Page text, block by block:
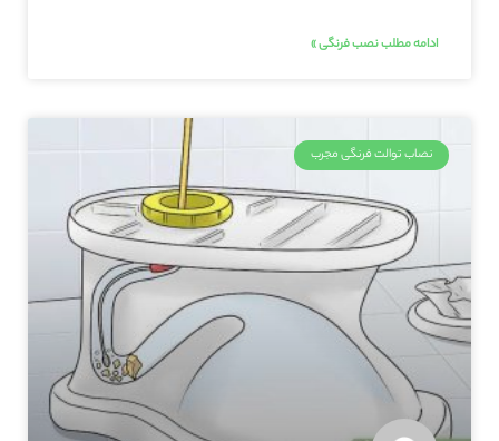
ادامه مطلب نصب فرنگی »
نصاب توالت فرنگی مجرب